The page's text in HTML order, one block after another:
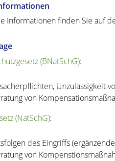
Informationen finden Sie auf
(BNatSchG):
Unzulässigkeit
von
(NatSchG):
des Eingriffs
von